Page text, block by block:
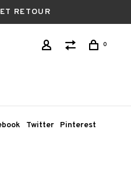
RETOUR
0
Twitter Pinterest